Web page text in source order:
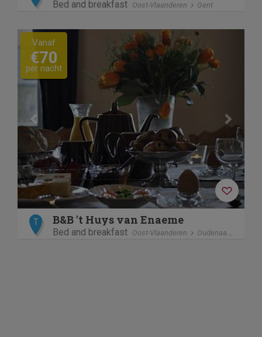
Bed and breakfast Oost-Vlaanderen Gent
Previous
Vanaf
€70
per nacht
T B&B 't Huys van Enaeme
Bed and breakfast Oost-Vlaanderen Oudenaarde